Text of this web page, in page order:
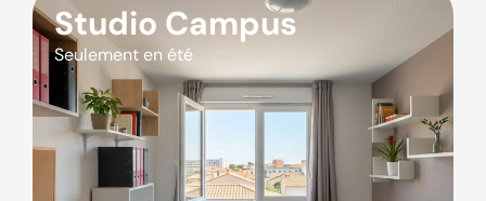
Studio Campus
Seulement en été